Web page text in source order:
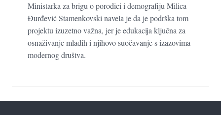
Ministarka za brigu o porodici i demografiju Milica
Đurđević Stamenkovski navela je da je podrška tom
projektu izuzetno važna, jer je edukacija ključna za
osnaživanje mladih i njihovo suočavanje s izazovima
modernog društva.